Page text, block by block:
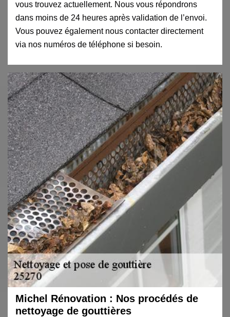
vous trouvez actuellement. Nous vous répondrons
dans moins de 24 heures après validation de l’envoi.
Vous pouvez également nous contacter directement
via nos numéros de téléphone si besoin.
Michel Rénovation : Nos procédés de
nettoyage de gouttières